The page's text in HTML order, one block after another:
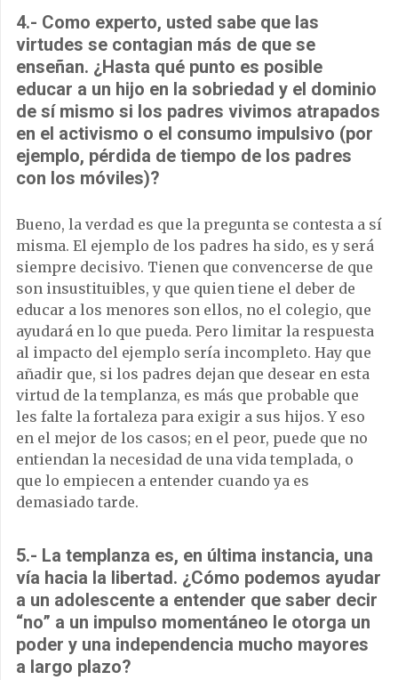
4.- Como experto, usted sabe que las
virtudes se contagian más de que se
enseñan. ¿Hasta qué punto es posible
educar a un hijo en la sobriedad y el dominio
de sí mismo si los padres vivimos atrapados
en el activismo o el consumo impulsivo (por
ejemplo, pérdida de tiempo de los padres
con los móviles)?
Bueno, la verdad es que la pregunta se contesta a sí
misma. El ejemplo de los padres ha sido, es y será
siempre decisivo. Tienen que convencerse de que
son insustituibles, y que quien tiene el deber de
educar a los menores son ellos, no el colegio, que
ayudará en lo que pueda. Pero limitar la respuesta
al impacto del ejemplo sería incompleto. Hay que
añadir que, si los padres dejan que desear en esta
virtud de la templanza, es más que probable que
les falte la fortaleza para exigir a sus hijos. Y eso
en el mejor de los casos; en el peor, puede que no
entiendan la necesidad de una vida templada, o
que lo empiecen a entender cuando ya es
demasiado tarde.
5.- La templanza es, en última instancia, una
vía hacia la libertad. ¿Cómo podemos ayudar
a un adolescente a entender que saber decir
“no” a un impulso momentáneo le otorga un
poder y una independencia mucho mayores
a largo plazo?